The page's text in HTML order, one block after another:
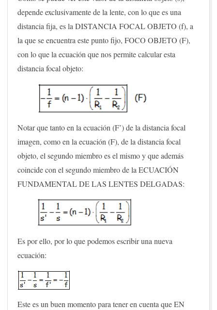
depende exclusivamente de la lente, con lo que es una
distancia fija, es la DISTANCIA FOCAL OBJETO (f), a
la que se encuentra este punto fijo, FOCO OBJETO (F),
con lo que la ecuación que nos permite calcular esta
distancia focal objeto:
Notar que tanto en la ecuación (F’) de la distancia focal
imagen, como en la ecuación (F), de la distancia focal
objeto, el segundo miembro es el mismo y que además
coincide con el segundo miembro de la ECUACIÓN
FUNDAMENTAL DE LAS LENTES DELGADAS:
Es por ello, por lo que podemos escribir una nueva
ecuación:
Este es un buen momento para tener en cuenta que EN